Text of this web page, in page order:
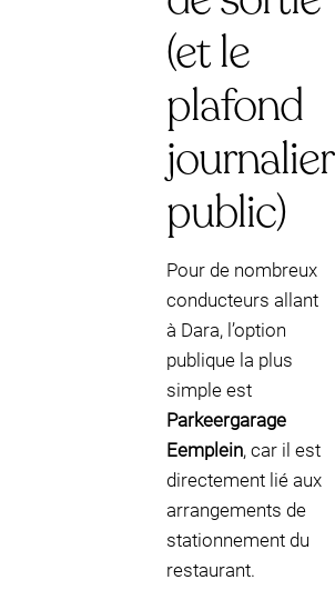
(et le
plafond
journalier
public)
Pour de nombreux
conducteurs allant
à Dara, l’option
publique la plus
simple est
Parkeergarage
Eemplein, car il est
directement lié aux
arrangements de
stationnement du
restaurant.